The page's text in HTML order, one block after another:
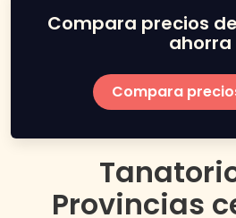
Compara precios
ahorra
Compara
Provincias